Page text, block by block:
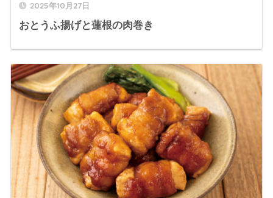
2025年10月27日
おとうふ揚げと蓮根の肉巻き